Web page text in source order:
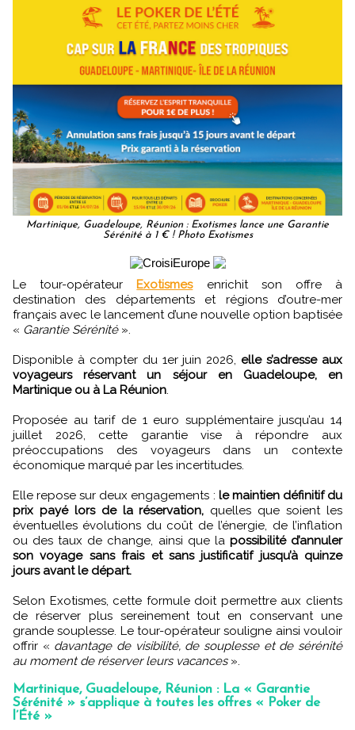
Martinique, Guadeloupe, Réunion : Exotismes lance une Garantie
Sérénité à 1 € ! Photo Exotismes
Le tour-opérateur Exotismesenrichit son offre à
destination des départements et régions d’outre-mer
français avec le lancement d’une nouvelle option baptisée
« Garantie Sérénité».
Disponible à compter du 1er juin 2026, elle s’adresse aux
voyageurs réservant un séjour en Guadeloupe, en
Martinique ou à La Réunion.
Proposée au tarif de 1 euro supplémentaire jusqu’au 14
juillet 2026, cette garantie vise à répondre aux
préoccupations des voyageurs dans un contexte
économique marqué par les incertitudes.
Elle repose sur deux engagements : le maintien définitif du
prix payé lors de la réservation, quelles que soient les
éventuelles évolutions du coût de l’énergie, de l’inflation
ou des taux de change, ainsi que la possibilité d’annuler
son voyage sans frais et sans justificatif jusqu’à quinze
jours avant le départ.
Selon Exotismes, cette formule doit permettre aux clients
de réserver plus sereinement tout en conservant une
grande souplesse. Le tour-opérateur souligne ainsi vouloir
offrir « davantage de visibilité, de souplesse et de sérénité
au moment de réserver leurs vacances».
Martinique, Guadeloupe, Réunion : La « Garantie
Sérénité » s’applique à toutes les offres « Poker de
l’Été »